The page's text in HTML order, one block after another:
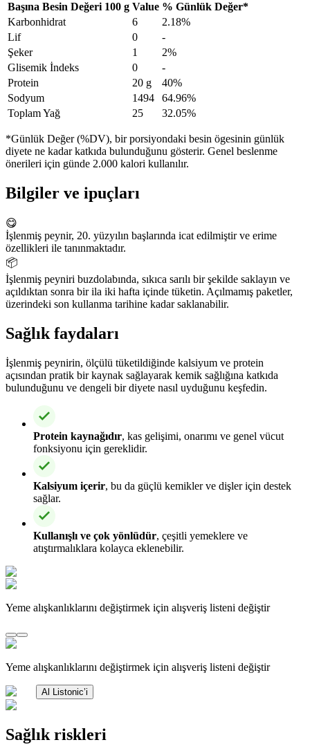
Başına Besin Değeri 100 g Value % Günlük Değer*
Karbonhidrat
6
2.18%
Lif
0
-
Şeker
1
2%
Glisemik İndeks
0
-
Protein
20 g
40%
Sodyum
1494
64.96%
Toplam Yağ
25 32.05%
*Günlük Değer (%DV), bir porsiyondaki besin ögesinin günlük
diyete ne kadar katkıda bulunduğunu gösterir. Genel beslenme
önerileri için günde 2.000 kalori kullanılır.
Bilgiler ve ipuçları
😋
İşlenmiş peynir, 20. yüzyılın başlarında icat edilmiştir ve erime
özellikleri ile tanınmaktadır.
📦
İşlenmiş peyniri buzdolabında, sıkıca sarılı bir şekilde saklayın ve
açıldıktan sonra bir ila iki hafta içinde tüketin. Açılmamış paketler,
üzerindeki son kullanma tarihine kadar saklanabilir.
Sağlık faydaları
İşlenmiş peynirin, ölçülü tüketildiğinde kalsiyum ve protein
açısından pratik bir kaynak sağlayarak kemik sağlığına katkıda
bulunduğunu ve dengeli bir diyete nasıl uyduğunu keşfedin.
Protein kaynağıdır, kas gelişimi, onarımı ve genel vücut
fonksiyonu için gereklidir.
Kalsiyum içerir, bu da güçlü kemikler ve dişler için destek
sağlar.
Kullanışlı ve çok yönlüdür, çeşitli yemeklere ve
atıştırmalıklara kolayca eklenebilir.
Yeme alışkanlıklarını değiştirmek için alışveriş listeni değiştir
Yeme alışkanlıklarını değiştirmek için alışveriş listeni değiştir
Al Listonic’i
Sağlık riskleri